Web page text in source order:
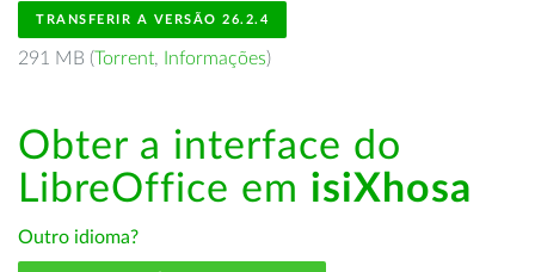
TRANSFERIR A VERSÃO 26.2.4
291 MB (Torrent, Informações)
Obter a interface do
LibreOffice em isiXhosa
Outro idioma?